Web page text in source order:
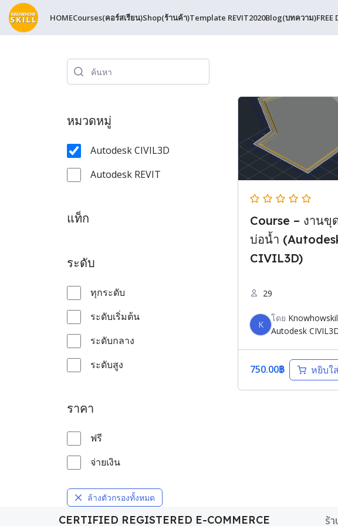
HOMECourses(คอร์สเรียน)Shop(ร้านค้า)Template REVIT2020Blog(บทความ)
หมวดหมู่
Autodesk CIVIL3D
Autodesk REVIT
แท็ก
ระดับ
ทุกระดับ
ระดับเริ่มต้น
ระดับกลาง
ระดับสูง
ราคา
ฟรี
จ่ายเงิน
ล้างตัวกรองทั้งหมด
Course – งานขุ
บ่อน้ำ
CIVIL3D)
29
K
โดย
Autodesk
750.00฿ หยิบใ
CERTIFIED REGISTERED E-COMMERCE ร้